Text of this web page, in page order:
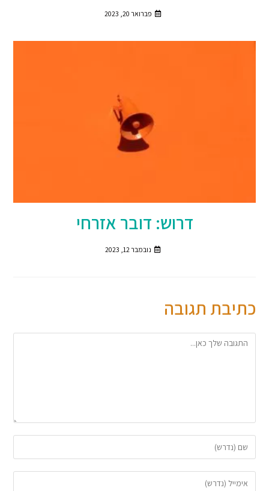
פברואר 20, 2023
דרוש: דובר אזרחי
נובמבר 12, 2023
כתיבת תגובה